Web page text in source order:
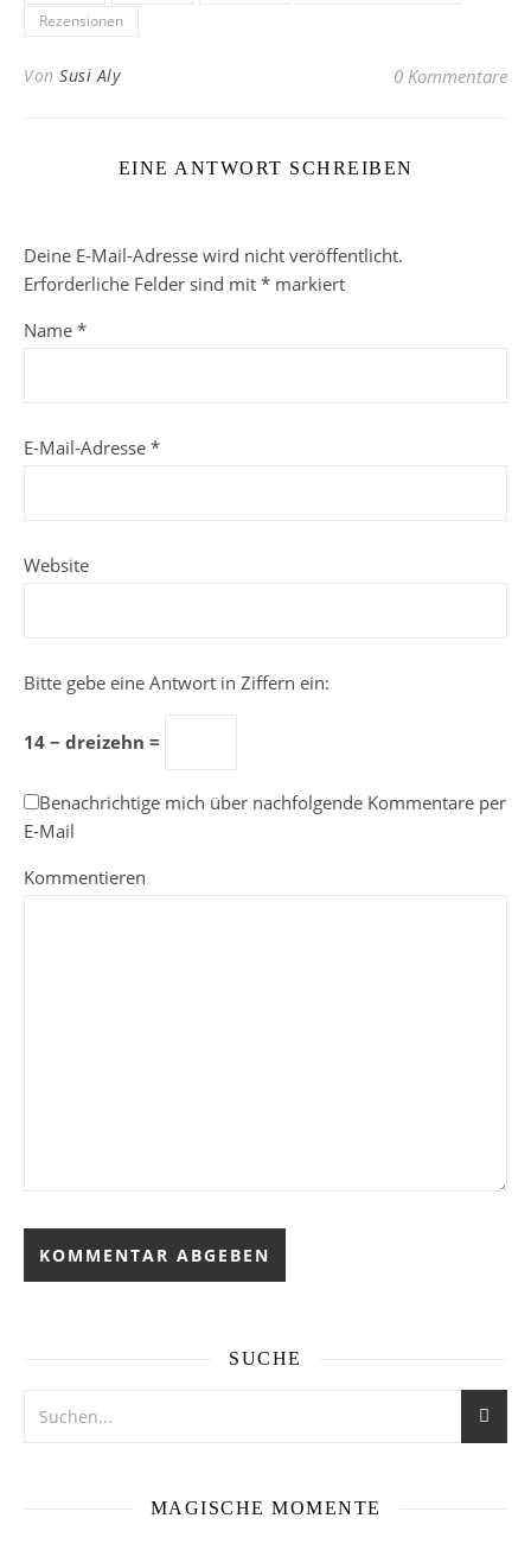
Rezensionen
Von Susi Aly 0 Kommentare
EINE ANTWORT SCHREIBEN
Deine E-Mail-Adresse wird nicht veröffentlicht.
Erforderliche Felder sind mit * markiert
Name *
E-Mail-Adresse *
Website
Bitte gebe eine Antwort in Ziffern ein:
14 − dreizehn =
Benachrichtige mich über nachfolgende Kommentare per
E-Mail
Kommentieren
SUCHE
MAGISCHE MOMENTE